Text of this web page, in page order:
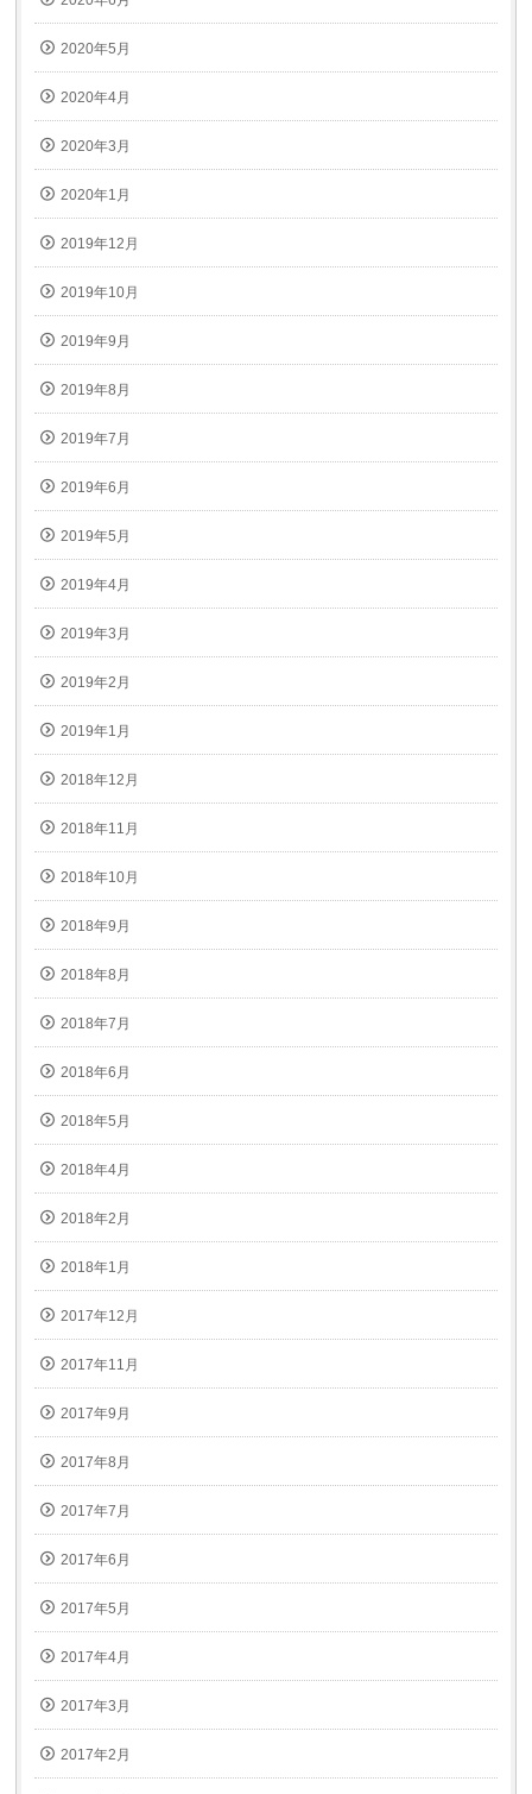
2020年5月
2020年4月
2020年3月
2020年1月
2019年12月
2019年10月
2019年9月
2019年8月
2019年7月
2019年6月
2019年5月
2019年4月
2019年3月
2019年2月
2019年1月
2018年12月
2018年11月
2018年10月
2018年9月
2018年8月
2018年7月
2018年6月
2018年5月
2018年4月
2018年2月
2018年1月
2017年12月
2017年11月
2017年9月
2017年8月
2017年7月
2017年6月
2017年5月
2017年4月
2017年3月
2017年2月